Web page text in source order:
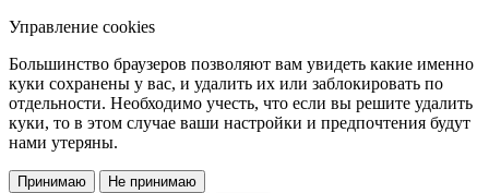
Управление cookies
Большинство браузеров позволяют вам увидеть какие именно
куки сохранены у вас, и удалить их или заблокировать по
отдельности. Необходимо учесть, что если вы решите удалить
куки, то в этом случае ваши настройки и предпочтения будут
нами утеряны.
Принимаю
Не принимаю